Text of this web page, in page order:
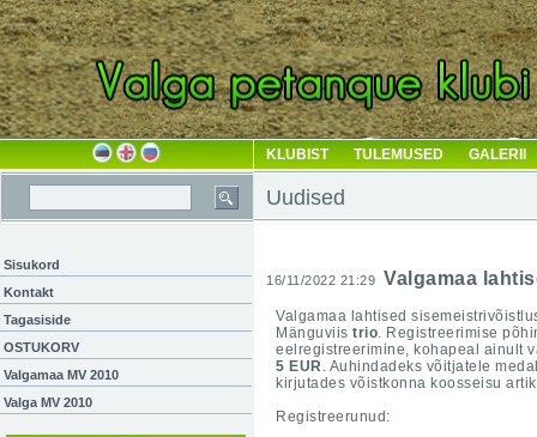
KLUBIST TULEMUSED GALERII
Uudised
Sisukord
Kontakt
Tagasiside
OSTUKORV
Valgamaa MV 2010
Valga MV 2010
16/11/2022 21:29 Valgamaa
Valgamaa lahtised
Mänguviis trio. Registreerimise
eelregistreerimine, kohapeal ainult
5 EUR . Auhindadeks võitjatele
kirjutades võistkonna koosseisu
Registreerunud: